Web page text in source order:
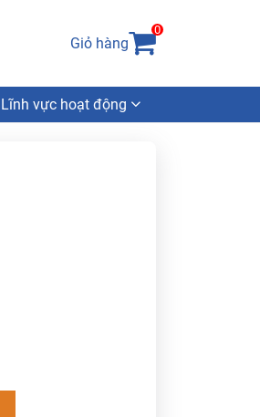
Giỏ hàng
0
Lĩnh vực hoạt động